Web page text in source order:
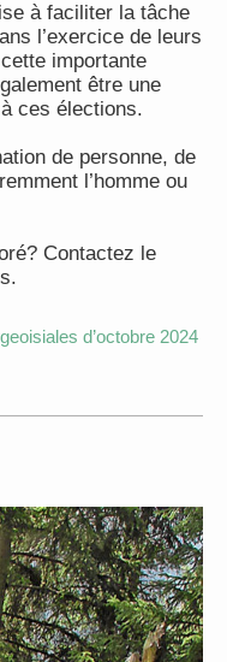
à faciliter la tâche
l’exercice de leurs
importante
être une
ces élections.
de personne, de
l’homme ou
Contactez le
d’octobre 2024